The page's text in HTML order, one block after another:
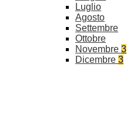
Luglio
Agosto
Settembre
Ottobre
Novembre 3
Dicembre 3